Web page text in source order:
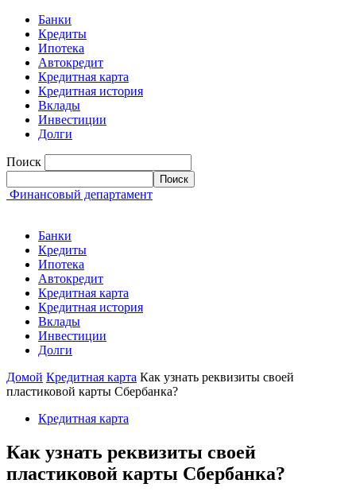
Банки
Кредиты
Ипотека
Автокредит
Кредитная карта
Кредитная история
Вклады
Инвестиции
Долги
Поиск
Финансовый департамент
Банки
Кредиты
Ипотека
Автокредит
Кредитная карта
Кредитная история
Вклады
Инвестиции
Долги
Домой Кредитная карта Как узнать реквизиты своей
пластиковой карты Сбербанка?
Кредитная карта
Как узнать реквизиты своей
пластиковой карты Сбербанка?